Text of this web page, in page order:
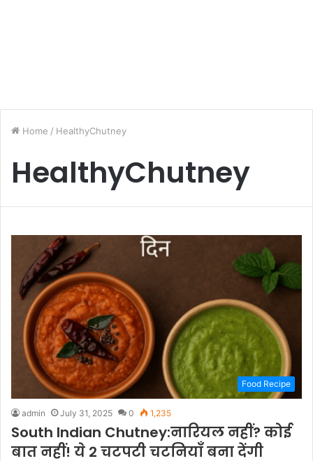
Home / HealthyChutney
HealthyChutney
Food Recipe
admin July 31, 2025 0 1,235
South Indian Chutney:नारियल नहीं? कोई
बात नहीं! ये 2 चटपटी चटनियाँ बना देंगी